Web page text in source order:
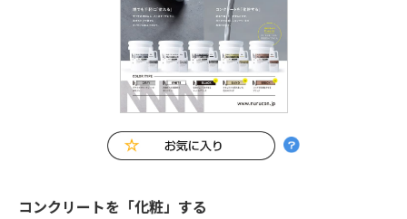
コンクリートを「化粧」する